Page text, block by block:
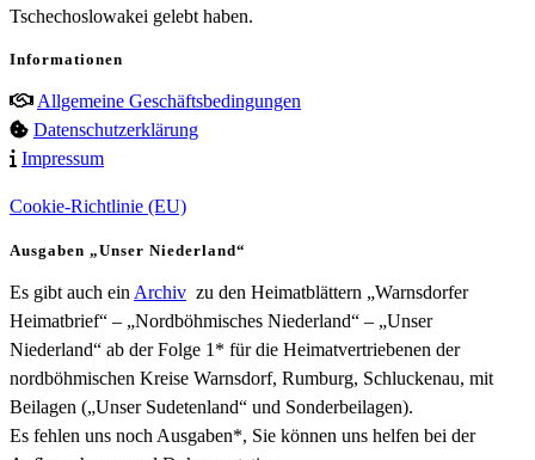
Tschechoslowakei gelebt haben.
Informationen
Allgemeine Geschäftsbedingungen
Datenschutzerklärung
Impressum
Cookie-Richtlinie (EU)
Ausgaben „Unser Niederland“
Es gibt auch ein Archiv zu den Heimatblättern „Warnsdorfer
Heimatbrief“ – „Nordböhmisches Niederland“ – „Unser
Niederland“ ab der Folge 1* für die Heimatvertriebenen der
nordböhmischen Kreise Warnsdorf, Rumburg, Schluckenau, mit
Beilagen („Unser Sudetenland“ und Sonderbeilagen).
Es fehlen uns noch Ausgaben*, Sie können uns helfen bei der